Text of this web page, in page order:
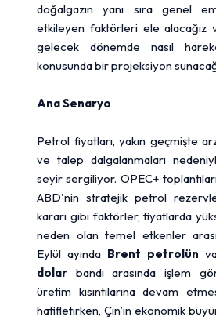
doğalgazın yanı sıra genel
etkileyen faktörleri ele alacağız
gelecek dönemde nasıl
konusunda bir projeksiyon
Ana Senaryo
Petrol fiyatları, yakın geçmişte arz
ve talep dalgalanmaları
seyir sergiliyor. OPEC+
ABD'nin stratejik petrol
kararı gibi faktörler, fiyatlarda
neden olan temel etkenler
Eylül ayında Brent petrolün
dolar bandı arasında işlem
üretim kısıntılarına devam
hafifletirken, Çin’in ekonomik